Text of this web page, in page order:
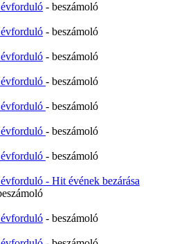
- beszámoló
- beszámoló
- beszámoló
- beszámoló
- beszámoló
- beszámoló
- beszámoló
- Hit évének bezárása
- beszámoló